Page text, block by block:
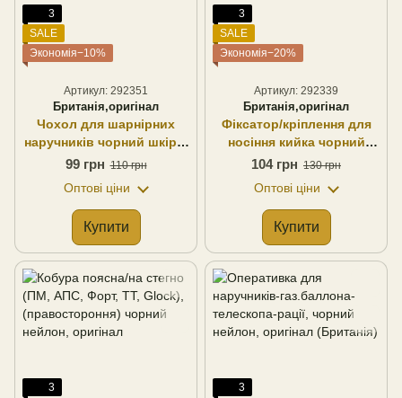
3
SALE
Экономія−10%
Артикул: 292351
Британія,оригінал
Чохол для шарнірних
наручників чорний шкіра,
оригінал (Британія)
99 грн 110 грн
Оптові ціни
Купити
3
SALE
Экономія−20%
Артикул: 292339
Британія,оригінал
Фіксатор/кріплення для
носіння кийка чорний
поліестер, оригінал
104 грн 130 грн
Оптові ціни
Купити
3
3